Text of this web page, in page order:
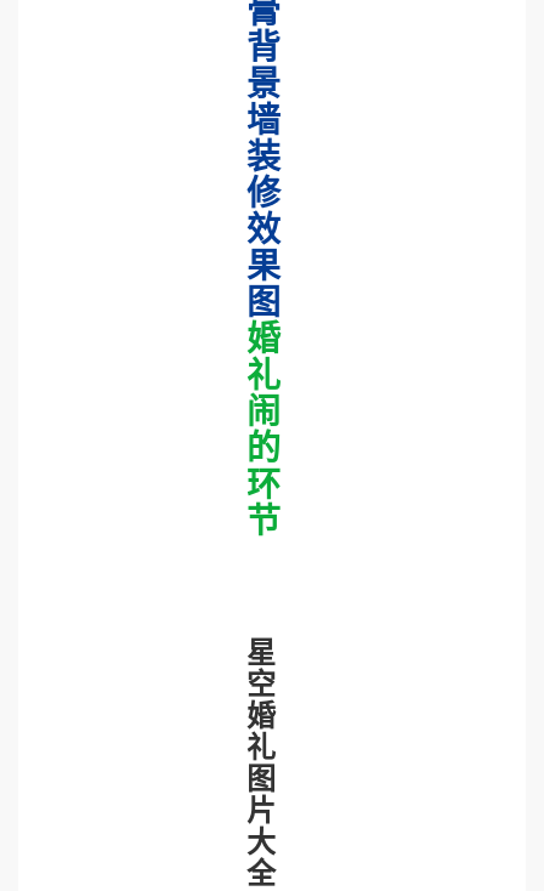
膏
背
景
墙
装
修
效
果
图
婚
礼
闹
的
环
节
星
空
婚
礼
图
片
大
全